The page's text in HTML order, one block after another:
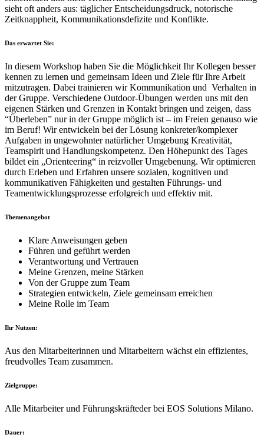
sieht oft anders aus: täglicher Entscheidungsdruck, notorische
Zeitknappheit, Kommunikationsdefizite und Konflikte.
Das erwartet Sie:
In diesem Workshop haben Sie die Möglichkeit Ihr Kollegen besser
kennen zu lernen und gemeinsam Ideen und Ziele für Ihre Arbeit
mitzutragen. Dabei trainieren wir Kommunikation und Verhalten in
der Gruppe. Verschiedene Outdoor-Übungen werden uns mit den
eigenen Stärken und Grenzen in Kontakt bringen und zeigen, dass
“Überleben” nur in der Gruppe möglich ist – im Freien genauso wie
im Beruf! Wir entwickeln bei der Lösung konkreter/komplexer
Aufgaben in ungewohnter natürlicher Umgebung Kreativität,
Teamspirit und Handlungskompetenz. Den Höhepunkt des Tages
bildet ein „Orienteering“ in reizvoller Umgebenung. Wir optimieren
durch Erleben und Erfahren unsere sozialen, kognitiven und
kommunikativen Fähigkeiten und gestalten Führungs- und
Teamentwicklungsprozesse erfolgreich und effektiv mit.
Themenangebot
Klare Anweisungen geben
Führen und geführt werden
Verantwortung und Vertrauen
Meine Grenzen, meine Stärken
Von der Gruppe zum Team
Strategien entwickeln, Ziele gemeinsam erreichen
Meine Rolle im Team
Ihr Nutzen:
Aus den Mitarbeiterinnen und Mitarbeitern wächst ein effizientes,
freudvolles Team zusammen.
Zielgruppe:
Alle Mitarbeiter und Führungskräfteder bei EOS Solutions Milano.
Dauer: